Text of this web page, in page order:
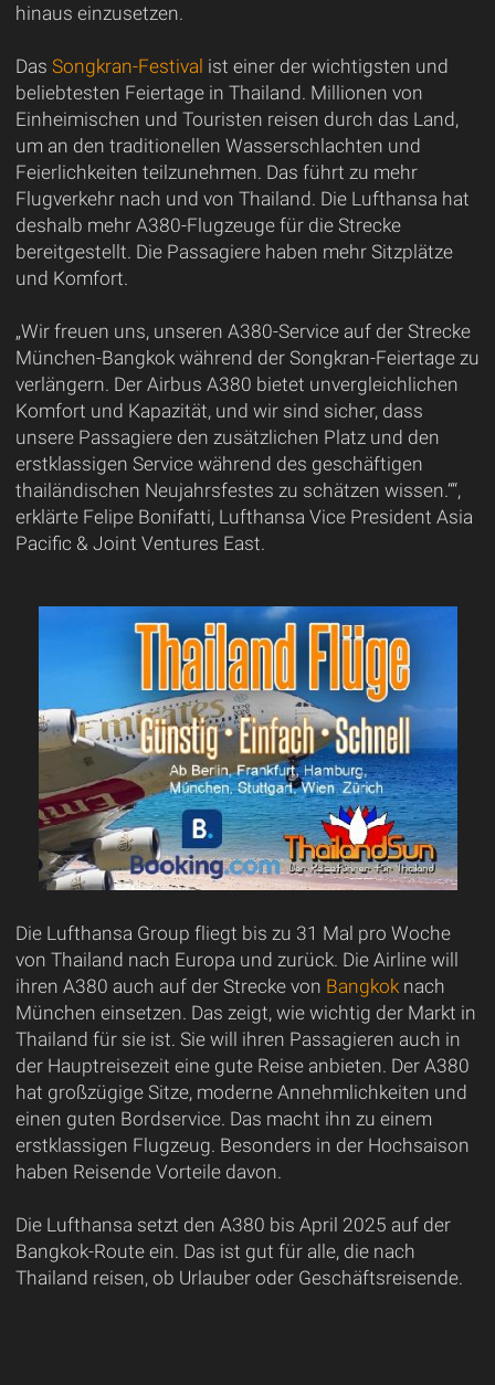
hinaus einzusetzen.
Das Songkran-Festival ist einer der wichtigsten und
beliebtesten Feiertage in Thailand. Millionen von
Einheimischen und Touristen reisen durch das Land,
um an den traditionellen Wasserschlachten und
Feierlichkeiten teilzunehmen. Das führt zu mehr
Flugverkehr nach und von Thailand. Die Lufthansa hat
deshalb mehr A380-Flugzeuge für die Strecke
bereitgestellt. Die Passagiere haben mehr Sitzplätze
und Komfort.
„Wir freuen uns, unseren A380-Service auf der Strecke
München-Bangkok während der Songkran-Feiertage zu
verlängern. Der Airbus A380 bietet unvergleichlichen
Komfort und Kapazität, und wir sind sicher, dass
unsere Passagiere den zusätzlichen Platz und den
erstklassigen Service während des geschäftigen
thailändischen Neujahrsfestes zu schätzen wissen.““,
erklärte Felipe Bonifatti, Lufthansa Vice President Asia
Pacific & Joint Ventures East.
Die Lufthansa Group fliegt bis zu 31 Mal pro Woche
von Thailand nach Europa und zurück. Die Airline will
ihren A380 auch auf der Strecke von Bangkoknach
München einsetzen. Das zeigt, wie wichtig der Markt in
Thailand für sie ist. Sie will ihren Passagieren auch in
der Hauptreisezeit eine gute Reise anbieten. Der A380
hat großzügige Sitze, moderne Annehmlichkeiten und
einen guten Bordservice. Das macht ihn zu einem
erstklassigen Flugzeug. Besonders in der Hochsaison
haben Reisende Vorteile davon.
Die Lufthansa setzt den A380 bis April 2025 auf der
Bangkok-Route ein. Das ist gut für alle, die nach
Thailand reisen, ob Urlauber oder Geschäftsreisende.